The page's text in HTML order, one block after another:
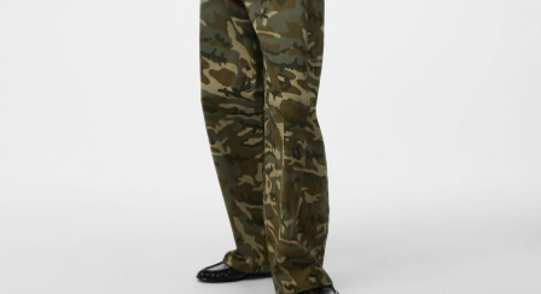
PIECES® EXTRA